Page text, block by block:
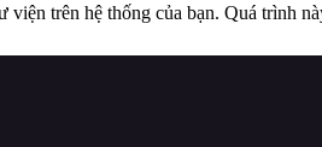
trên hệ thống của bạn. Quá trình